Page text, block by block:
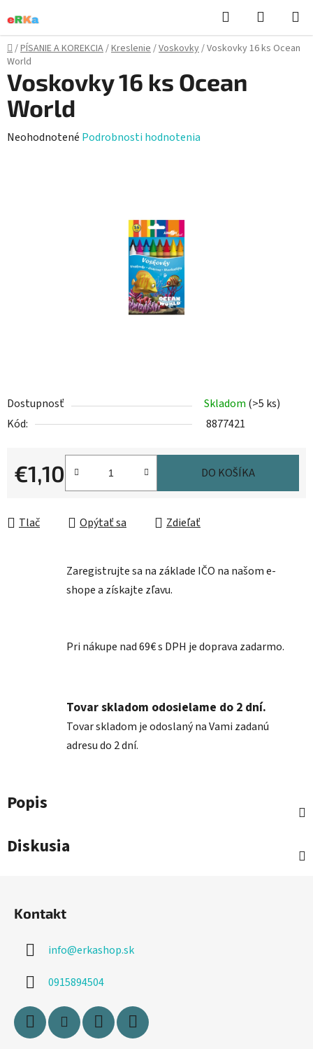
na
obsah
Hľadať
KOŠÍK
Domov
/PÍSANIE A KOREKCIA/Kreslenie/Voskovky/Voskovky 16 ks Ocean
World
Dostupnosť Skladom (>5 ks)
Kód:
8877421
€1,10
Jednotková cena:
DO KOŠÍKA
Tlač Opýtať sa Zdieľať
Voskovky 16 ks Ocean
World
Priemerné
Neohodnotené Podrobnosti hodnotenia
Zaregistrujte sa na základe IČO na našom e-
shope a získajte zľavu.
Pri nákupe nad 69€ s DPH je doprava zadarmo.
Tovar skladom odosielame do 2 dní.
Tovar skladom je odoslaný na Vami zadanú
adresu do 2 dní.
Popis
Diskusia
Kontakt
info@erkashop.sk
0915894504